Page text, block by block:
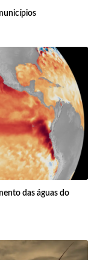
das águas do